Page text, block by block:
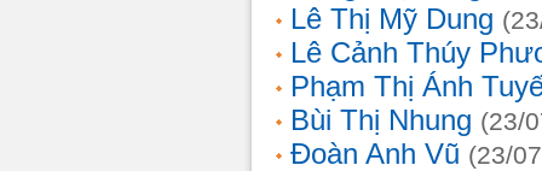
Lê Thị Mỹ Dung
Lê Cảnh Thúy
Phạm Thị Ánh
Bùi Thị Nhung (23/
Đoàn Anh Vũ (23/